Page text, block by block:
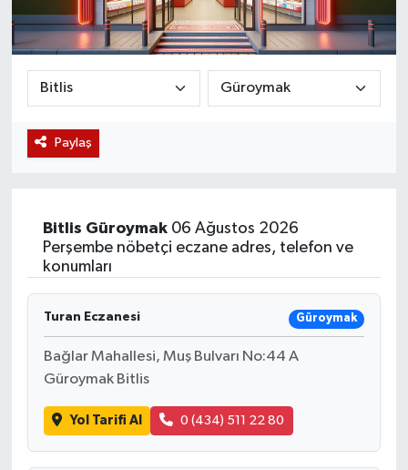
Paylaş
Bitlis Güroymak06 Ağustos 2026
Perşembe nöbetçi eczane adres, telefon ve
konumları
Turan Eczanesi Güroymak
Bağlar Mahallesi, Muş Bulvarı No:44 A
Güroymak Bitlis
Yol Tarifi Al 0 (434) 511 22 80
Magazin
Etkinlikler